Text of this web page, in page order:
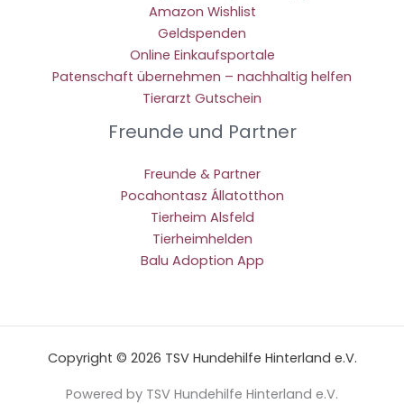
Amazon Wishlist
Geldspenden
Online Einkaufsportale
Patenschaft übernehmen – nachhaltig helfen
Tierarzt Gutschein
Freunde und Partner
Freunde & Partner
Pocahontasz Állatotthon
Tierheim Alsfeld
Tierheimhelden
Balu Adoption App
Copyright © 2026 TSV Hundehilfe Hinterland e.V.
Powered by TSV Hundehilfe Hinterland e.V.